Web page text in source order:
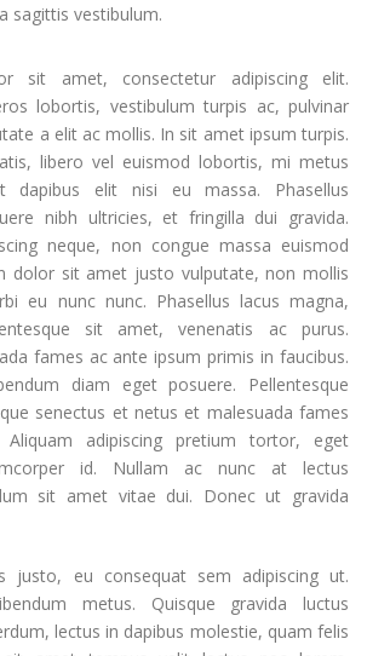
sagittis vestibulum.
sit amet, consectetur adipiscing elit.
lobortis, vestibulum turpis ac, pulvinar
a elit ac mollis. In sit amet ipsum turpis.
libero vel euismod lobortis, mi metus
dapibus elit nisi eu massa. Phasellus
nibh ultricies, et fringilla dui gravida.
neque, non congue massa euismod
dolor sit amet justo vulputate, non mollis
eu nunc nunc. Phasellus lacus magna,
sit amet, venenatis ac purus.
fames ac ante ipsum primis in faucibus.
diam eget posuere. Pellentesque
senectus et netus et malesuada fames
adipiscing pretium tortor, eget
id. Nullam ac nunc at lectus
sit amet vitae dui. Donec ut gravida
justo, eu consequat sem adipiscing ut.
metus. Quisque gravida luctus
lectus in dapibus molestie, quam felis